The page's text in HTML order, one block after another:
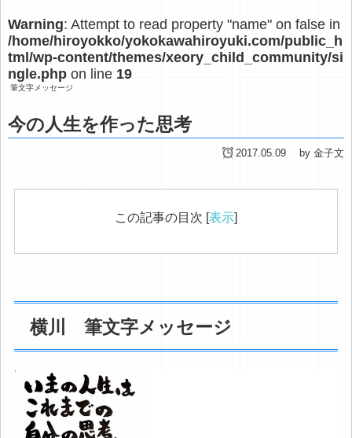
Warning: Attempt to read property "name" on false in
/home/hiroyokko/yokokawahiroyuki.com/public_h
tml/wp-content/themes/xeory_child_community/si
ngle.phpon line 19
筆文字メッセージ
今の人生を作った思考
2017.05.09 by 金子文
この記事の目次 [表示]
横川 筆文字メッセージ